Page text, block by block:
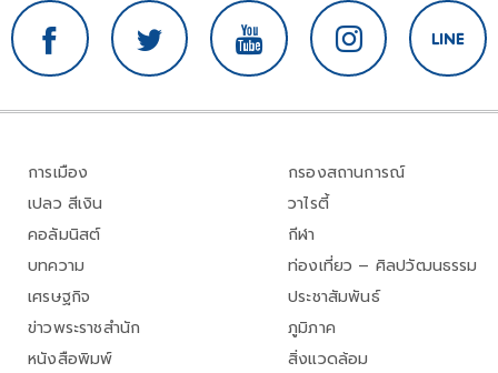
การเมือง
เปลว สีเงิน
คอลัมนิสต์
บทความ
เศรษฐกิจ
ข่าวพระราชสำนัก
หนังสือพิมพ์
กรองสถานการณ์
วาไรตี้
กีฬา
ท่องเที่ยว – ศิลปวัฒนธรรม
ประชาสัมพันธ์
ภูมิภาค
สิ่งแวดล้อม